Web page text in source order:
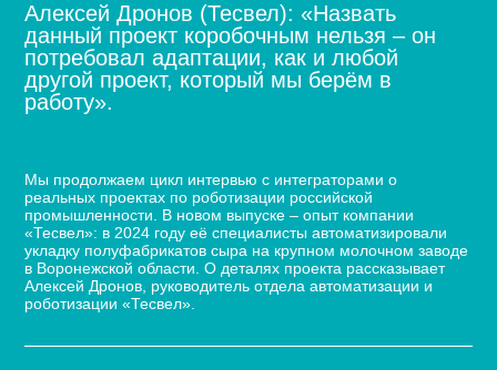
Алексей Дронов (Тесвел): «Назвать
данный проект коробочным нельзя – он
потребовал адаптации, как и любой
другой проект, который мы берём в
работу».
Мы продолжаем цикл интервью с интеграторами о
реальных проектах по роботизации российской
промышленности. В новом выпуске – опыт компании
«Тесвел»: в 2024 году её специалисты автоматизировали
укладку полуфабрикатов сыра на крупном молочном заводе
в Воронежской области. О деталях проекта рассказывает
Алексей Дронов, руководитель отдела автоматизации и
роботизации «Тесвел».